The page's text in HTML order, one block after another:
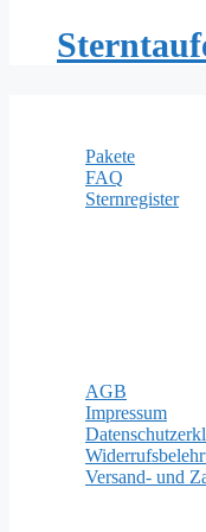
Pakete
FAQ
Sternregister
AGB
Impressum
Versand- und